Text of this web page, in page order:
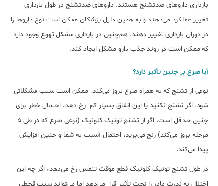
بارداری داروهای ضدتشنج هستند. داروهای ضدتشنج در طول بارداری
تغییر عملکرد می‌دهند و به همین دلیل پزشکان ممکن است نوع داروها را
در دوران بارداری تغییر دهند. هم‌چنین در بارداری مشکل تهوع وجود دارد
که ممکن است در روند جذب دارو مشکل ایجاد کند.
آیا صرع بر جنین تأثیر دارد؟
نوعی از تشنج که به همراه صرع بروز می‌کند، ممکن است سبب مشکلاتی
شود. اگر تشنج نکنید یا این اتفاق بسیار کم رخ دهد، احتمال خطر برای
جنین حداقل است. اگر از تشنج تونیک کلونیک (نوعی صرع که در طی 5
مرحله بروز می‌کند) رنج می‌برید، احتمال آسیب به شما و جنین افزایش
پیدا می‌کند.
در طول تشنج تونیک کلونیک قطع موقت تنفس رخ می‌دهد، اگر چه این
اختلال به ندرت مادر را تحت تأثیر قرار می‌دهد اما می‌تواند سبب قحطی